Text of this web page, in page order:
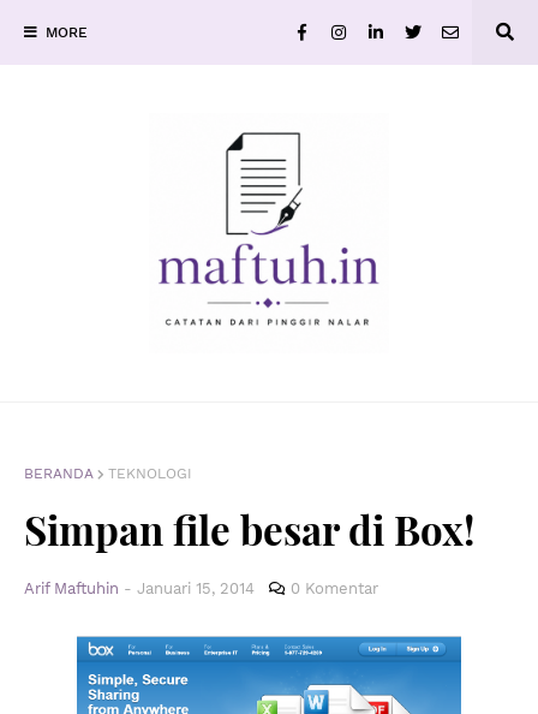
MORE
BERANDA TEKNOLOGI
Simpan file besar di Box!
Arif Maftuhin - Januari 15, 2014 0 Komentar